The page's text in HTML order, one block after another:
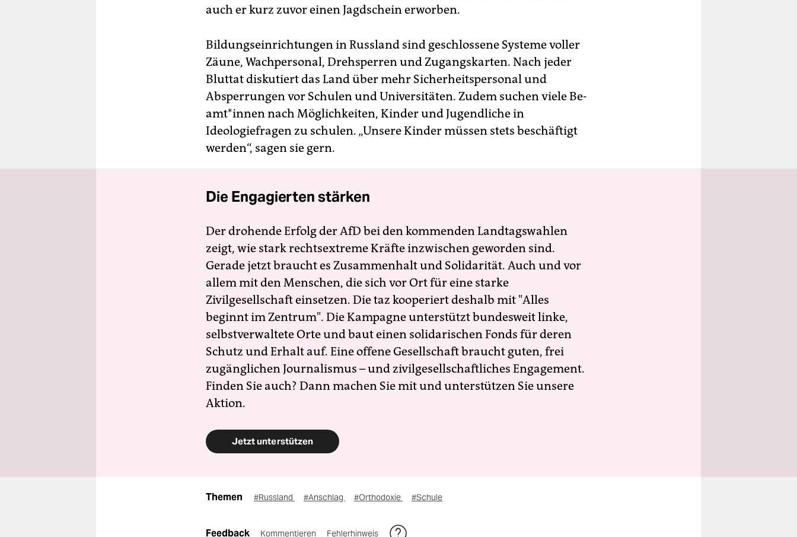
auch er kurz zuvor einen Jagdschein erworben.
Bildungseinrichtungen in Russland sind geschlossene Systeme voller
Zäune, Wachpersonal, Drehsperren und Zugangskarten. Nach jeder
Bluttat diskutiert das Land über mehr Sicherheitspersonal und
Absperrungen vor Schulen und Universitäten. Zudem suchen viele Be­
am­t*in­nen nach Möglichkeiten, Kinder und Jugendliche in
Ideologiefragen zu schulen. „Unsere Kinder müssen stets beschäftigt
werden“, sagen sie gern.
Die Engagierten stärken
Der drohende Erfolg der AfD bei den kommenden Landtagswahlen
zeigt, wie stark rechtsextreme Kräfte inzwischen geworden sind.
Gerade jetzt braucht es Zusammenhalt und Solidarität. Auch und vor
allem mit den Menschen, die sich vor Ort für eine starke
Zivilgesellschaft einsetzen. Die taz kooperiert deshalb mit "Alles
beginnt im Zentrum". Die Kampagne unterstützt bundesweit linke,
selbstverwaltete Orte und baut einen solidarischen Fonds für deren
Schutz und Erhalt auf. Eine offene Gesellschaft braucht guten, frei
zugänglichen Journalismus – und zivilgesellschaftliches Engagement.
Finden Sie auch? Dann machen Sie mit und unterstützen Sie unsere
Aktion.
Jetzt unterstützen
Themen #Russland #Anschlag #Orthodoxie #Schule
Feedback Kommentieren Fehlerhinweis